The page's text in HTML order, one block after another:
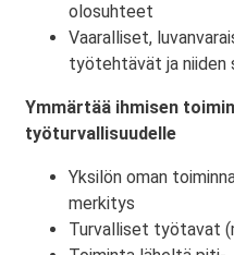
olosuhteet
Vaaralliset,
työtehtävät ja niiden
Ymmärtää ihmisen
työturvallisuudelle
Yksilön oman
merkitys
Turvalliset työtavat